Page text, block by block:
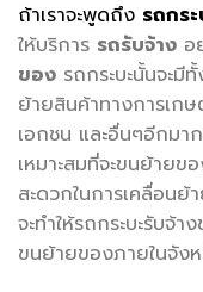
ถ้าเราจะพูดถึง รถกร
ให้บริการ รถรับจ้าง อ
ของ รถกระบะนั้นจะมี
ย้ายสินค้าทางการเก
เอกชน และอื่นๆอีกมา
เหมาะสมที่จะขนย้าย
สะดวกในการเคลื่อน
จะทำให้รถกระบะรับจ้า
ขนย้ายของภายในจัง